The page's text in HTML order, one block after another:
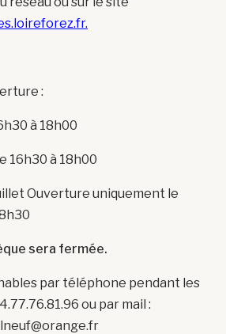
:
à 18h00
16h30 à 18h00
Ouverture uniquement le
sera fermée.
par téléphone pendant les
ou par mail :